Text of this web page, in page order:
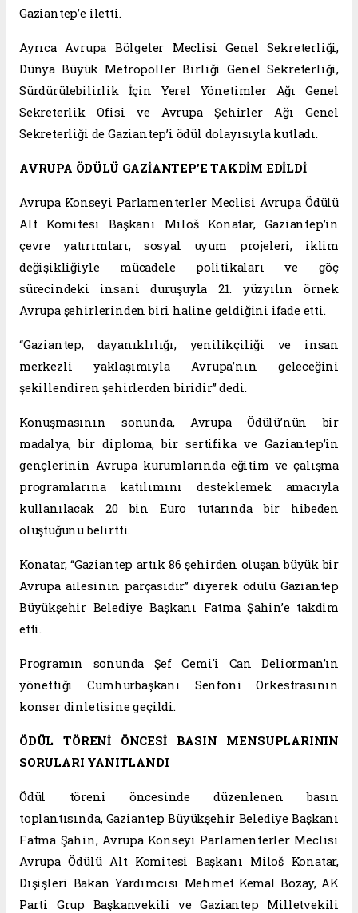
Gaziantep’e iletti.
Ayrıca Avrupa Bölgeler Meclisi Genel Sekreterliği,
Dünya Büyük Metropoller Birliği Genel Sekreterliği,
Sürdürülebilirlik İçin Yerel Yönetimler Ağı Genel
Sekreterlik Ofisi ve Avrupa Şehirler Ağı Genel
Sekreterliği de Gaziantep’i ödül dolayısıyla kutladı.
AVRUPA ÖDÜLÜ GAZİANTEP’E TAKDİM EDİLDİ
Avrupa Konseyi Parlamenterler Meclisi Avrupa Ödülü
Alt Komitesi Başkanı Miloš Konatar, Gaziantep’in
çevre yatırımları, sosyal uyum projeleri, iklim
değişikliğiyle mücadele politikaları ve göç
sürecindeki insani duruşuyla 21. yüzyılın örnek
Avrupa şehirlerinden biri haline geldiğini ifade etti.
“Gaziantep, dayanıklılığı, yenilikçiliği ve insan
merkezli yaklaşımıyla Avrupa’nın geleceğini
şekillendiren şehirlerden biridir” dedi.
Konuşmasının sonunda, Avrupa Ödülü’nün bir
madalya, bir diploma, bir sertifika ve Gaziantep’in
gençlerinin Avrupa kurumlarında eğitim ve çalışma
programlarına katılımını desteklemek amacıyla
kullanılacak 20 bin Euro tutarında bir hibeden
oluştuğunu belirtti.
Konatar, “Gaziantep artık 86 şehirden oluşan büyük bir
Avrupa ailesinin parçasıdır” diyerek ödülü Gaziantep
Büyükşehir Belediye Başkanı Fatma Şahin’e takdim
etti.
Programın sonunda Şef Cemi'i Can Deliorman’ın
yönettiği Cumhurbaşkanı Senfoni Orkestrasının
konser dinletisine geçildi.
ÖDÜL TÖRENİ ÖNCESİ BASIN MENSUPLARININ
SORULARI YANITLANDI
Ödül töreni öncesinde düzenlenen basın
toplantısında, Gaziantep Büyükşehir Belediye Başkanı
Fatma Şahin, Avrupa Konseyi Parlamenterler Meclisi
Avrupa Ödülü Alt Komitesi Başkanı Miloš Konatar,
Dışişleri Bakan Yardımcısı Mehmet Kemal Bozay, AK
Parti Grup Başkanvekili ve Gaziantep Milletvekili